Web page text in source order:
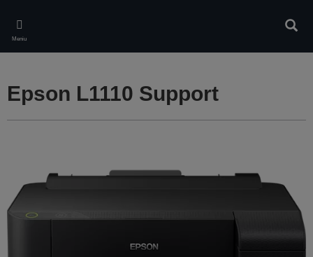
main
content
Meniu
Epson L1110 Support